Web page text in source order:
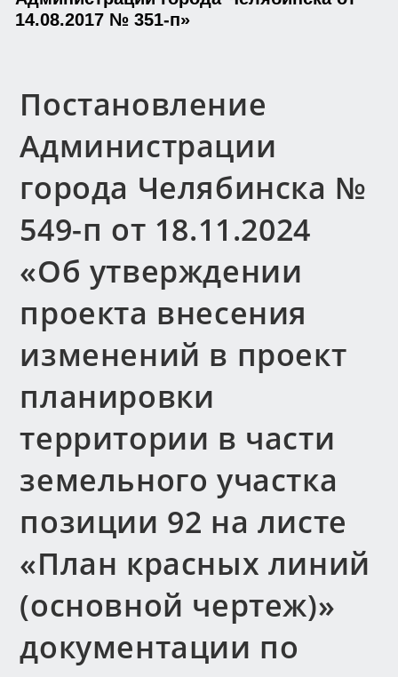
14.08.2017 № 351-п»
Постановление
Администрации
города Челябинска №
549-п от 18.11.2024
«Об утверждении
проекта внесения
изменений в проект
планировки
территории в части
земельного участка
позиции 92 на листе
«План красных линий
(основной чертеж)»
документации по